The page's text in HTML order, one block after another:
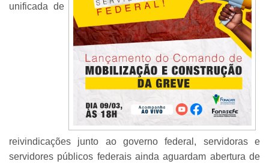
unificada de
reivindicações junto ao governo federal, servidoras e
servidores públicos federais ainda aguardam abertura de